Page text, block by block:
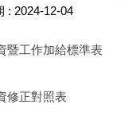
: 2024-12-04
暨工作加給標準表
修正對照表